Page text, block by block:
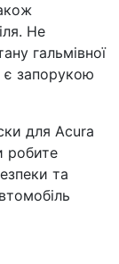
Не
гальмівної
є запорукою
для Acura
робите
та